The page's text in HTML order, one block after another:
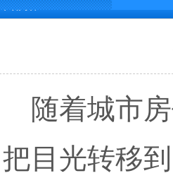
细内容
随着城市房
把目光转移